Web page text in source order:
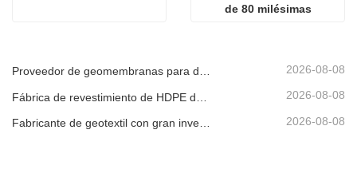
de 80 milésimas
Proveedor de geomembranas para desarrolladores de infraestructura 2026-08-08
2026-08-08
2026-08-08